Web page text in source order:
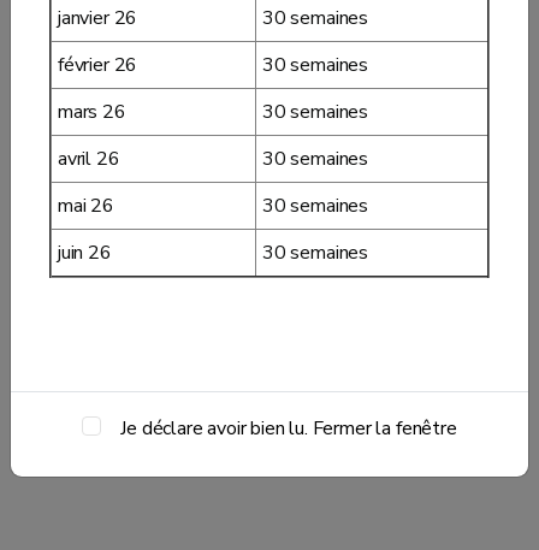
janvier 26
30 semaines
février 26
30 semaines
mars 26
30 semaines
avril 26
30 semaines
mai 26
30 semaines
juin 26
30 semaines
Je déclare avoir bien lu. Fermer la fenêtre